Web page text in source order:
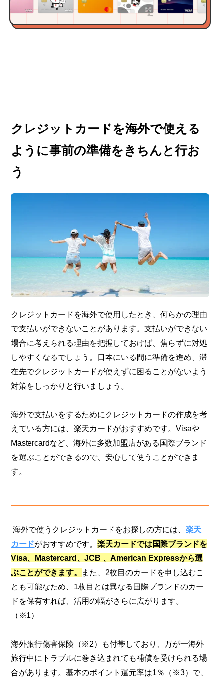
クレジットカードを海外で使える
ように事前の準備をきちんと行お
う
クレジットカードを海外で使用したとき、何らかの理由
で支払いができないことがあります。支払いができない
場合に考えられる理由を把握しておけば、焦らずに対処
しやすくなるでしょう。日本にいる間に準備を進め、滞
在先でクレジットカードが使えずに困ることがないよう
対策をしっかりと行いましょう。
海外で支払いをするためにクレジットカードの作成を考
えている方には、楽天カードがおすすめです。Visaや
Mastercardなど、海外に多数加盟店がある国際ブランド
を選ぶことができるので、安心して使うことができま
す。
海外で使うクレジットカードをお探しの方には、楽天
カードがおすすめです。楽天カードでは国際ブランドを
Visa、Mastercard、JCB 、American Expressから選
ぶことができます。
また、2枚目のカードを申し込むこ
とも可能なため、1枚目とは異なる国際ブランドのカー
ドを保有すれば、活用の幅がさらに広がります。
（※1）
海外旅行傷害保険（※2）も付帯しており、万が一海外
旅行中にトラブルに巻き込まれても補償を受けられる場
合があります。基本のポイント還元率は1％（※3）で、